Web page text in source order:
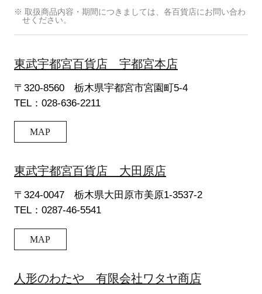
※ 取扱商品内容・期間につきましては、各百貨店にお問い合わ
せください。
東武宇都宮百貨店 宇都宮本店
〒320-8560 栃木県宇都宮市宮園町5-4
TEL：028-636-2211
MAP
東武宇都宮百貨店 大田原店
〒324-0047 栃木県大田原市美原1-3537-2
TEL：0287-46-5541
MAP
人形のわたや 有限会社ワタヤ商店